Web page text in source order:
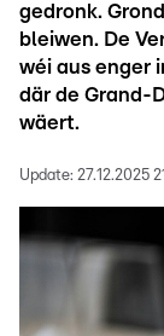
gedronk.
bleiwen. De
wéi aus enger
där de Grand-
wäert.
Update: 27.12.2025